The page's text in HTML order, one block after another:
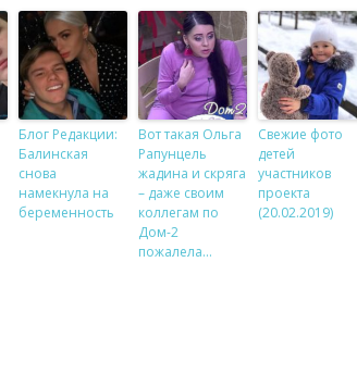
Блог Редакции:
Балинская
снова
намекнула на
беременность
Вот такая Ольга
Рапунцель
жадина и скряга
– даже своим
коллегам по
Дом-2
пожалела…
Свежие фото
детей
участников
проекта
(20.02.2019)